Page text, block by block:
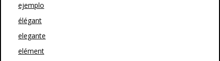
ejemplo
élégant
elegante
elément